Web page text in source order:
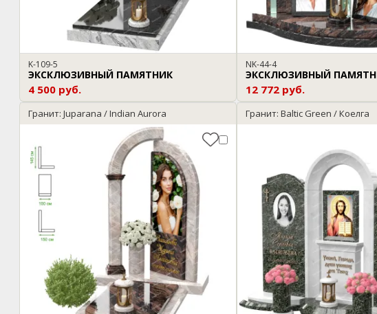
K-109-5
ЭКСКЛЮЗИВНЫЙ ПАМЯТНИК
4 500 руб.
NK-44-4
ЭКСКЛЮЗИВНЫЙ
12 772 руб.
Гранит: Juparana / Indian Aurora Гранит: Baltic Green / Коелга